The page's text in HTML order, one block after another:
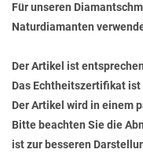
Für unseren
Naturdiamanten
Der Artikel ist
Das Echtheitszertifikat
Der Artikel wird in einem
Bitte beachten Sie die
ist zur besseren